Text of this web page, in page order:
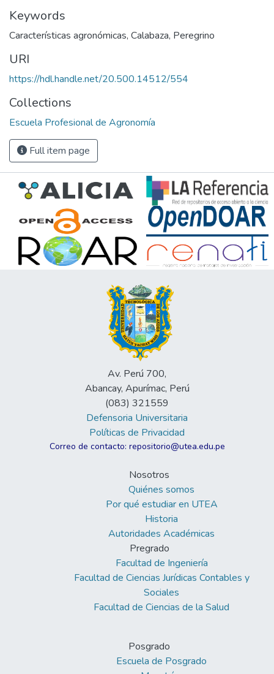
Keywords
Características agronómicas, Calabaza, Peregrino
URI
https://hdl.handle.net/20.500.14512/554
Collections
Escuela Profesional de Agronomía
Full item page
Av. Perú 700,
Abancay, Apurímac, Perú
(083) 321559
Defensoria Universitaria
Políticas de Privacidad
Correo de contacto: repositorio@utea.edu.pe
Nosotros
Quiénes somos
Por qué estudiar en UTEA
Historia
Autoridades Académicas
Pregrado
Facultad de Ingeniería
Facultad de Ciencias Jurídicas Contables y
Sociales
Facultad de Ciencias de la Salud
Posgrado
Escuela de Posgrado